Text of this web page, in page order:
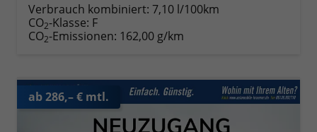
Verbrauch kombiniert: 7,10 l/100km
CO2-Klasse: F
CO2-Emissionen: 162,00 g/km
ab 286,– € mtl.